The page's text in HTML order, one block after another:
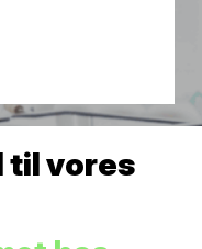
til vores